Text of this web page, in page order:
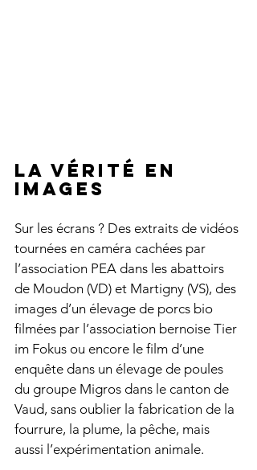
La vérité en
images
Sur les écrans ? Des extraits de vidéos
tournées en caméra cachées par
l’association PEA dans les abattoirs
de Moudon (VD) et Martigny (VS), des
images d’un élevage de porcs bio
filmées par l’association bernoise Tier
im Fokus ou encore le film d’une
enquête dans un élevage de poules
du groupe Migros dans le canton de
Vaud, sans oublier la fabrication de la
fourrure, la plume, la pêche, mais
aussi l’expérimentation animale.